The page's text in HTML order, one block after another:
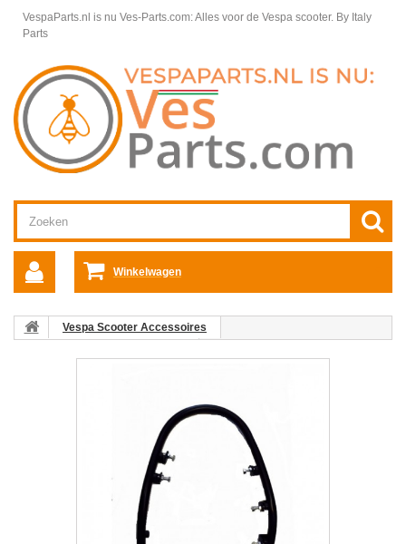
VespaParts.nl is nu Ves-Parts.com: Alles voor de Vespa scooter. By Italy
Parts
Winkelwagen
Vespa Scooter Accessoires